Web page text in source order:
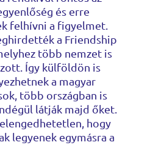
és erre
felhívni a figyelmet.
a Friendship
több nemzet is
Így külföldön is
a magyar
több országban is
látják majd őket.
hogy
legyenek egymásra a